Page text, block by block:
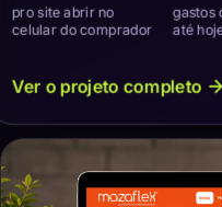
pro site abrir no
celular do comprador
gastos
até
Ver o projeto completo